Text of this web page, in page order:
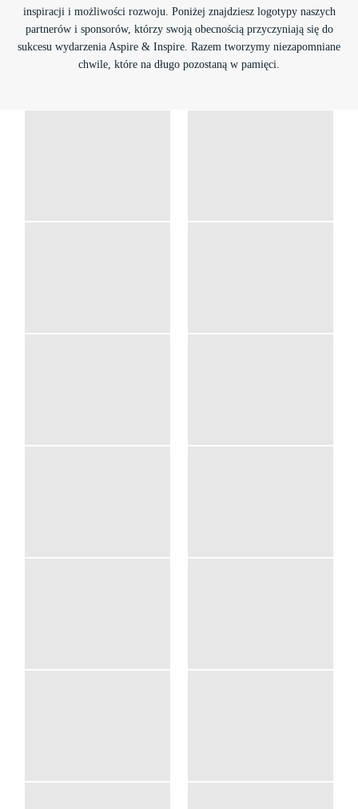
inspiracji i możliwości rozwoju. Poniżej znajdziesz logotypy naszych
partnerów i sponsorów, którzy swoją obecnością przyczyniają się do
sukcesu wydarzenia Aspire & Inspire. Razem tworzymy niezapomniane
chwile, które na długo pozostaną w pamięci.